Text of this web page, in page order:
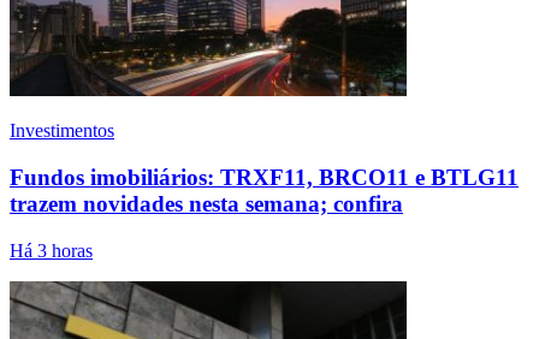
Investimentos
Fundos imobiliários: TRXF11, BRCO11 e BTLG11
trazem novidades nesta semana; confira
Há 3 horas